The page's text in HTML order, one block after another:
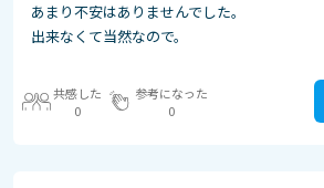
あまり不安はありませんでした。
出来なくて当然なので。
共感した
0
参考になった
0